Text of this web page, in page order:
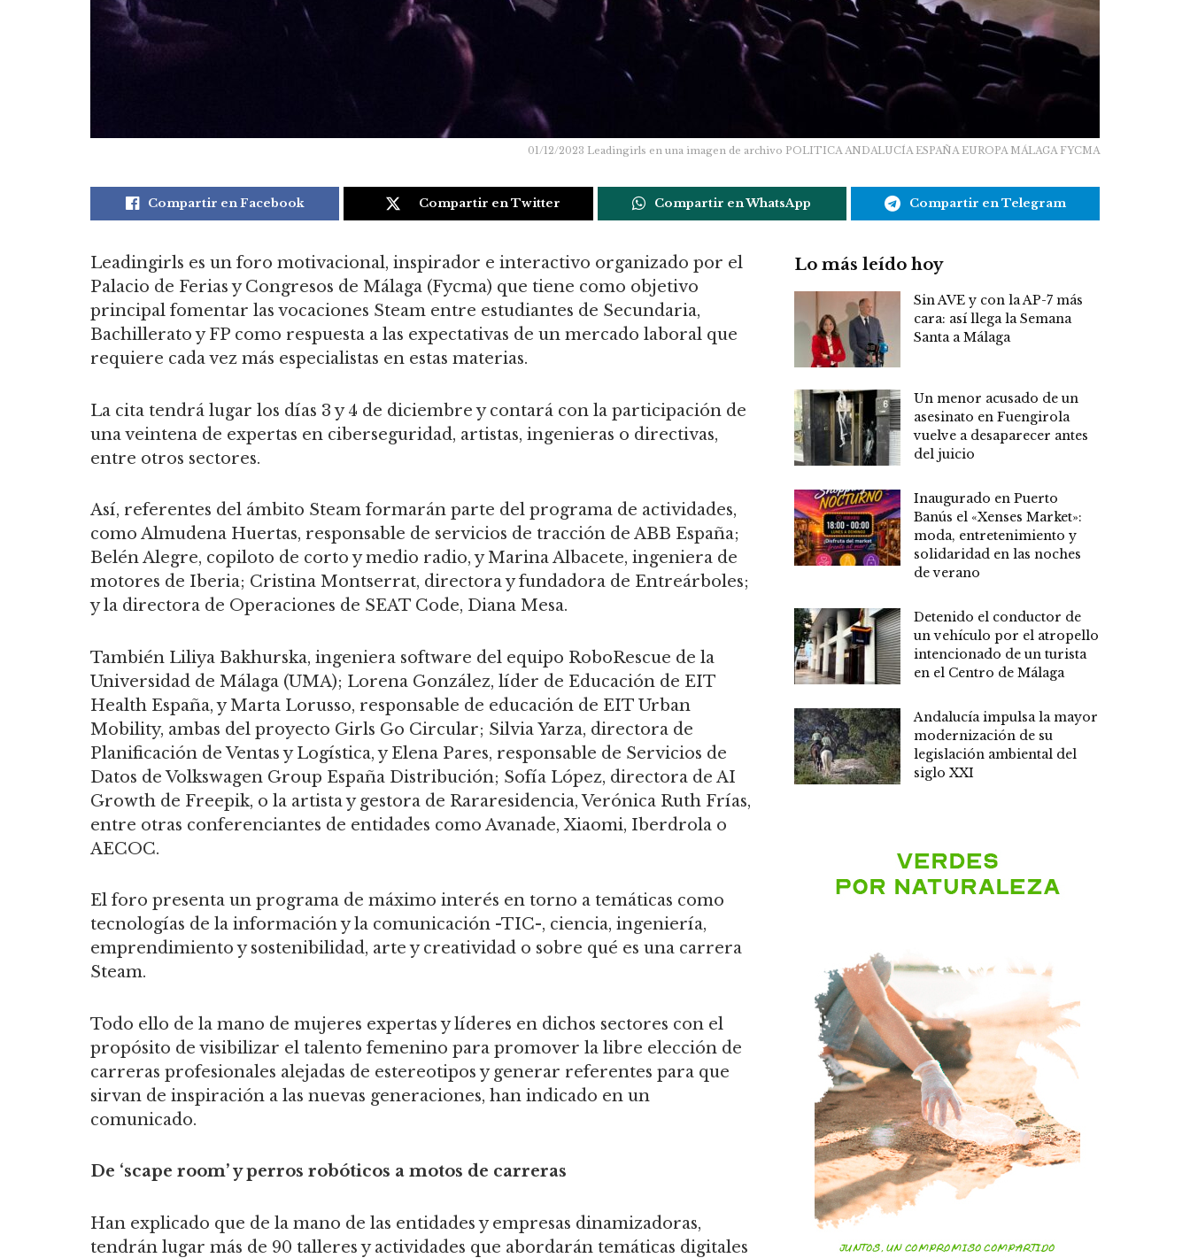
01/12/2023 Leadingirls en una imagen de archivo POLITICA ANDALUCÍA ESPAÑA EUROPA MÁLAGA FYCMA
Compartir en Facebook Compartir en Twitter Compartir en WhatsApp Compartir en Telegram
Leadingirls es un foro motivacional, inspirador e interactivo organizado por el
Palacio de Ferias y Congresos de Málaga (Fycma) que tiene como objetivo
principal fomentar las vocaciones Steam entre estudiantes de Secundaria,
Bachillerato y FP como respuesta a las expectativas de un mercado laboral que
requiere cada vez más especialistas en estas materias.
La cita tendrá lugar los días 3 y 4 de diciembre y contará con la participación de
una veintena de expertas en ciberseguridad, artistas, ingenieras o directivas,
entre otros sectores.
Así, referentes del ámbito Steam formarán parte del programa de actividades,
como Almudena Huertas, responsable de servicios de tracción de ABB España;
Belén Alegre, copiloto de corto y medio radio, y Marina Albacete, ingeniera de
motores de Iberia; Cristina Montserrat, directora y fundadora de Entreárboles;
y la directora de Operaciones de SEAT Code, Diana Mesa.
También Liliya Bakhurska, ingeniera software del equipo RoboRescue de la
Universidad de Málaga (UMA); Lorena González, líder de Educación de EIT
Health España, y Marta Lorusso, responsable de educación de EIT Urban
Mobility, ambas del proyecto Girls Go Circular; Silvia Yarza, directora de
Planificación de Ventas y Logística, y Elena Pares, responsable de Servicios de
Datos de Volkswagen Group España Distribución; Sofía López, directora de AI
Growth de Freepik, o la artista y gestora de Rararesidencia, Verónica Ruth Frías,
entre otras conferenciantes de entidades como Avanade, Xiaomi, Iberdrola o
AECOC.
El foro presenta un programa de máximo interés en torno a temáticas como
tecnologías de la información y la comunicación -TIC-, ciencia, ingeniería,
emprendimiento y sostenibilidad, arte y creatividad o sobre qué es una carrera
Steam.
Todo ello de la mano de mujeres expertas y líderes en dichos sectores con el
propósito de visibilizar el talento femenino para promover la libre elección de
carreras profesionales alejadas de estereotipos y generar referentes para que
sirvan de inspiración a las nuevas generaciones, han indicado en un
comunicado.
De ‘scape room’ y perros robóticos a motos de carreras
Han explicado que de la mano de las entidades y empresas dinamizadoras,
tendrán lugar más de 90 talleres y actividades que abordarán temáticas digitales
Lo más leído hoy
Sin AVE y con la AP-7 más
cara: así llega la Semana
Santa a Málaga
Un menor acusado de un
asesinato en Fuengirola
vuelve a desaparecer antes
del juicio
Inaugurado en Puerto
Banús el «Xenses Market»:
moda, entretenimiento y
solidaridad en las noches
de verano
Detenido el conductor de
un vehículo por el atropello
intencionado de un turista
en el Centro de Málaga
Andalucía impulsa la mayor
modernización de su
legislación ambiental del
siglo XXI